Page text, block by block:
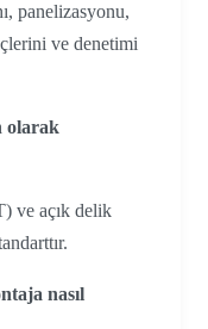
panelizasyonu,
ve denetimi
olarak
ve açık delik
nasıl